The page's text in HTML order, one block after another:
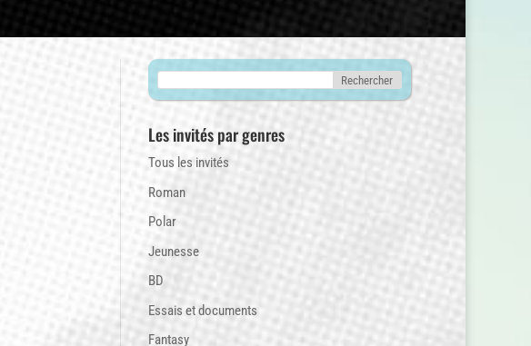
Les invités par genres
Tous les invités
Roman
Polar
Jeunesse
BD
Essais et documents
Fantasy